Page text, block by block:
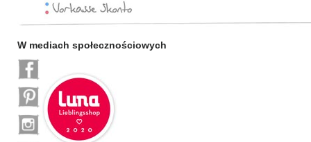
W mediach społecznościowych